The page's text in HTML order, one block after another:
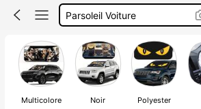
Accessoire Voiture
Pare Soleil Voiture
Multicolore Noir Polyester